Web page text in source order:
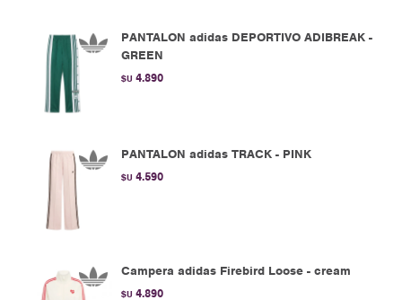
PANTALON adidas DEPORTIVO ADIBREAK -
GREEN
$U 4.890
PANTALON adidas TRACK - PINK
$U 4.590
Campera adidas Firebird Loose - cream
$U 4.890